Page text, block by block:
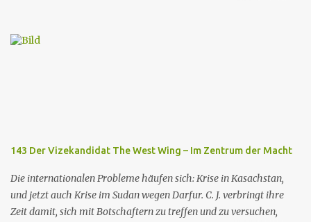
für die Atomindustrie in der Vergangenheit verunsichert. Die
Donna und Josh von den Ergebnissen erfahren, küssen sie sich in
einem Moment der Gemeinsamkeit; kurz darauf wissen beide
nicht, wie sie mit dieser spontanen Bewegung umgehen s...
143 Der Vizekandidat The West Wing – Im Zentrum der Macht
Die internationalen Probleme häufen sich: Krise in Kasachstan,
und jetzt auch Krise im Sudan wegen Darfur. C. J. verbringt ihre
Zeit damit, sich mit Botschaftern zu treffen und zu versuchen,